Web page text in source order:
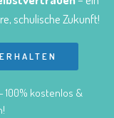
schulische Zukunft!
100% kostenlos &